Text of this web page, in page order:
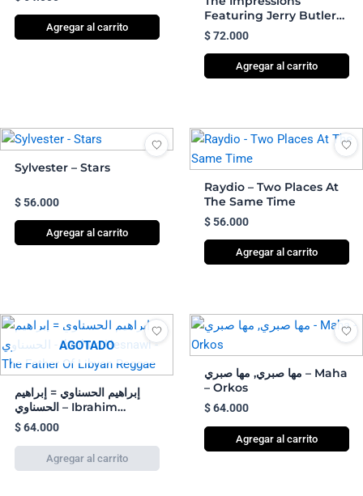
Agregar al carrito
Featuring Jerry Butler
And Curtis Mayfield –
The Vintage Years
$72.000
Agregar al carrito
Sylvester – Stars
$56.000
Agregar al carrito
Raydio – Two Places At
The Same Time
$56.000
Agregar al carrito
AGOTADO
إبراهيم الحسناوي = إبراهيم
الحسناوي – Ibrahim
Hesnawi – The Father Of
Libyan Reggae
$64.000
مها صبري, مها صبري – Maha
– Orkos
$64.000
Agregar al carrito